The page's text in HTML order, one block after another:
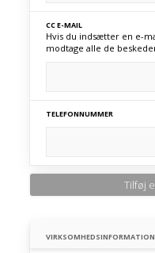
CC E-MAIL
Hvis du indsætter en e-
modtage alle de
TELEFONNUMMER
Tilføj